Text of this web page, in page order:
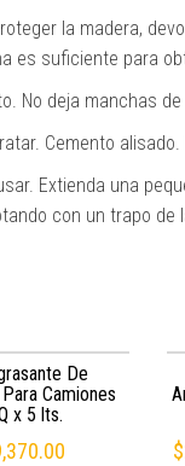
la madera,
es suficiente para
No deja manchas
Cemento
Extienda una
con un trapo
De
Camiones
x 5 lts.
$